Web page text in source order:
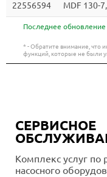
22556594 MDF 130-
Последнее обновление
* - Обратите внимание, что
функций, которые не были
СЕРВИСНОЕ
Комплекс услуг по
насосного